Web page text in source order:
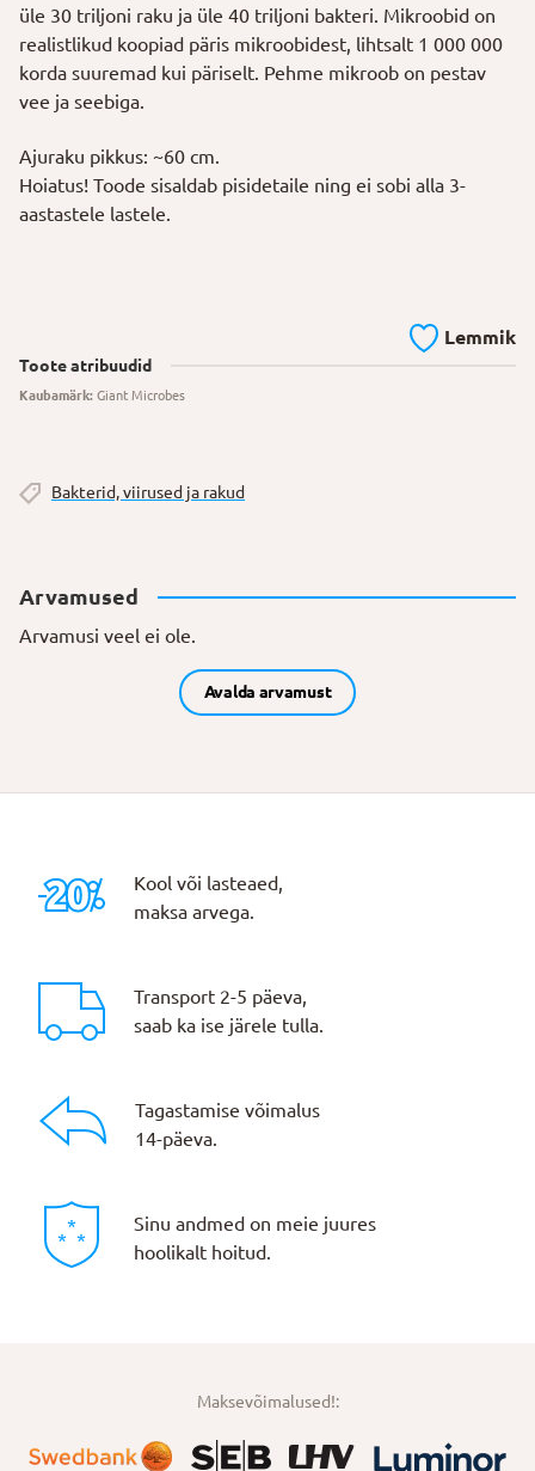
üle 30 triljoni raku ja üle 40 triljoni bakteri. Mikroobid on
realistlikud koopiad päris mikroobidest, lihtsalt 1 000 000
korda suuremad kui päriselt. Pehme mikroob on pestav
vee ja seebiga.
Ajuraku pikkus: ~60 cm.
Hoiatus! Toode sisaldab pisidetaile ning ei sobi alla 3-
aastastele lastele.
Lemmik
Toote atribuudid
Kaubamärk: Giant Microbes
Bakterid, viirused ja rakud
Arvamused
Arvamusi veel ei ole.
Avalda arvamust
Kool või lasteaed,
maksa arvega.
Transport 2-5 päeva,
saab ka ise järele tulla.
Tagastamise võimalus
14-päeva.
Sinu andmed on meie juures
hoolikalt hoitud.
Maksevõimalused!: